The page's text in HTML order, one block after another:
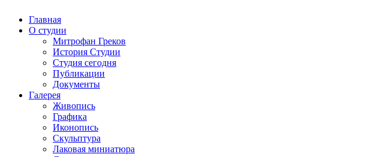
Главная
О студии
Митрофан Греков
История Студии
Студия сегодня
Публикации
Документы
Галерея
Живопись
Графика
Иконопись
Скульптура
Лаковая миниатюра